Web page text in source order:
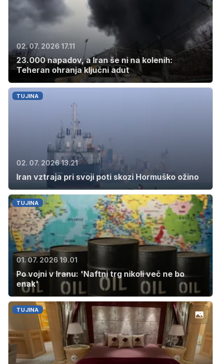
02. 07. 2026 17.11
23.000 napadov, a Iran še ni na kolenih:
Teheran ohranja ključni adut
TUJINA
02. 07. 2026 13.21
Iran vztraja pri svoji poti skozi Hormuško ožino
TUJINA
01. 07. 2026 19.01
Po vojni v Iranu: 'Naftni trg nikoli več ne bo
enak'
TUJINA